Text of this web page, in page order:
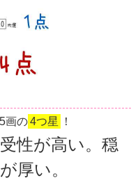
画の4つ星 ！
性が高い。穏
厚い。